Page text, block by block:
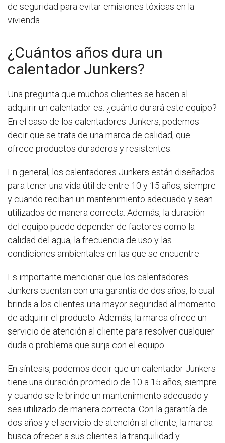
de seguridad para evitar emisiones tóxicas en la
vivienda.
¿Cuántos años dura un
calentador Junkers?
Una pregunta que muchos clientes se hacen al
adquirir un calentador es: ¿cuánto durará este equipo?
En el caso de los calentadores Junkers, podemos
decir que se trata de una marca de calidad, que
ofrece productos duraderos y resistentes.
En general, los calentadores Junkers están diseñados
para tener una vida útil de entre 10 y 15 años, siempre
y cuando reciban un mantenimiento adecuado y sean
utilizados de manera correcta. Además, la duración
del equipo puede depender de factores como la
calidad del agua, la frecuencia de uso y las
condiciones ambientales en las que se encuentre.
Es importante mencionar que los calentadores
Junkers cuentan con una garantía de dos años, lo cual
brinda a los clientes una mayor seguridad al momento
de adquirir el producto. Además, la marca ofrece un
servicio de atención al cliente para resolver cualquier
duda o problema que surja con el equipo.
En síntesis, podemos decir que un calentador Junkers
tiene una duración promedio de 10 a 15 años, siempre
y cuando se le brinde un mantenimiento adecuado y
sea utilizado de manera correcta. Con la garantía de
dos años y el servicio de atención al cliente, la marca
busca ofrecer a sus clientes la tranquilidad y